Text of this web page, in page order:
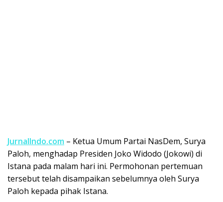
JurnalIndo.com – Ketua Umum Partai NasDem, Surya
Paloh, menghadap Presiden Joko Widodo (Jokowi) di
Istana pada malam hari ini. Permohonan pertemuan
tersebut telah disampaikan sebelumnya oleh Surya
Paloh kepada pihak Istana.